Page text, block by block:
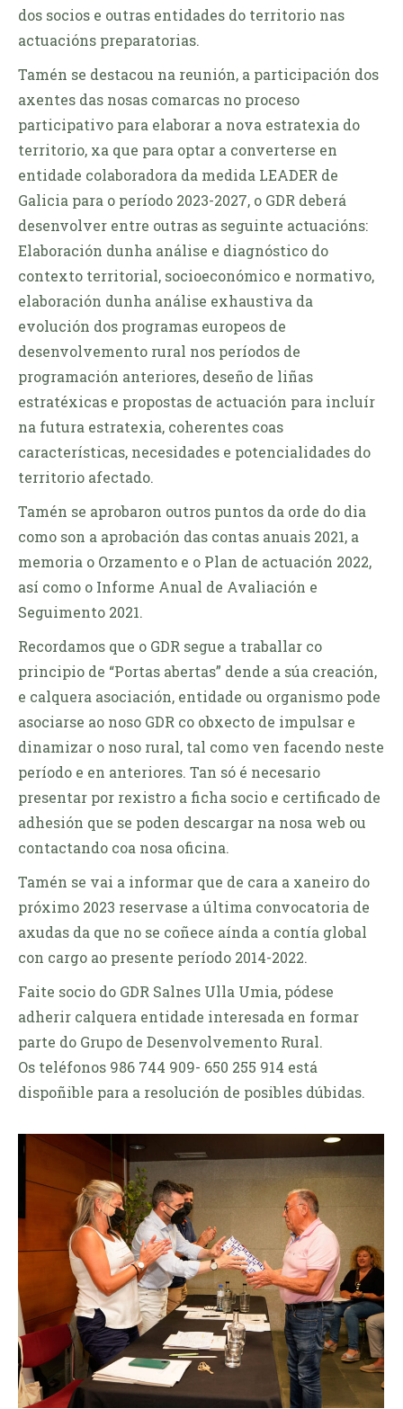
dos socios e outras entidades do territorio nas
actuacións preparatorias.
Tamén se destacou na reunión, a participación dos
axentes das nosas comarcas no proceso
participativo para elaborar a nova estratexia do
territorio, xa que para optar a converterse en
entidade colaboradora da medida LEADER de
Galicia para o período 2023-2027, o GDR deberá
desenvolver entre outras as seguinte actuacións:
Elaboración dunha análise e diagnóstico do
contexto territorial, socioeconómico e normativo,
elaboración dunha análise exhaustiva da
evolución dos programas europeos de
desenvolvemento rural nos períodos de
programación anteriores, deseño de liñas
estratéxicas e propostas de actuación para incluír
na futura estratexia, coherentes coas
características, necesidades e potencialidades do
territorio afectado.
Tamén se aprobaron outros puntos da orde do dia
como son a aprobación das contas anuais 2021, a
memoria o Orzamento e o Plan de actuación 2022,
así como o Informe Anual de Avaliación e
Seguimento 2021.
Recordamos que o GDR segue a traballar co
principio de “Portas abertas” dende a súa creación,
e calquera asociación, entidade ou organismo pode
asociarse ao noso GDR co obxecto de impulsar e
dinamizar o noso rural, tal como ven facendo neste
período e en anteriores. Tan só é necesario
presentar por rexistro a ficha socio e certificado de
adhesión que se poden descargar na nosa web ou
contactando coa nosa oficina.
Tamén se vai a informar que de cara a xaneiro do
próximo 2023 reservase a última convocatoria de
axudas da que no se coñece aínda a contía global
con cargo ao presente período 2014-2022.
Faite socio do GDR Salnes Ulla Umia, pódese
adherir calquera entidade interesada en formar
parte do Grupo de Desenvolvemento Rural.
Os teléfonos 986 744 909- 650 255 914 está
dispoñible para a resolución de posibles dúbidas.